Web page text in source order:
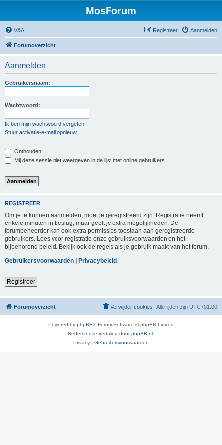
MosForum
V&A Aanmelden
Registreer
Forumoverzicht
Aanmelden
Gebruikersnaam:
Wachtwoord:
Ik ben mijn wachtwoord vergeten
Stuur activatie-e-mail opnieuw
Onthouden
Mij deze sessie niet weergeven in de lijst met online gebruikers
REGISTREER
Om je te kunnen aanmelden, moet je geregistreerd zijn. Registratie neemt
enkele minuten in beslag, maar geeft je extra mogelijkheden. De
forumbeheerder kan ook extra permissies toestaan aan geregistreerde
gebruikers. Lees voor registratie onze gebruiksvoorwaarden en het
bijbehorend beleid. Bekijk ook de regels als je gebruik maakt van het forum.
Gebruikersvoorwaarden | Privacybeleid
Registreer
Forumoverzicht Alle tijden zijn UTC+01:00
Verwijder cookies
Powered by phpBB® Forum Software © phpBB Limited
Nederlandse vertaling doorphpBB.nl
Privacy | Gebruikersvoorwaarden